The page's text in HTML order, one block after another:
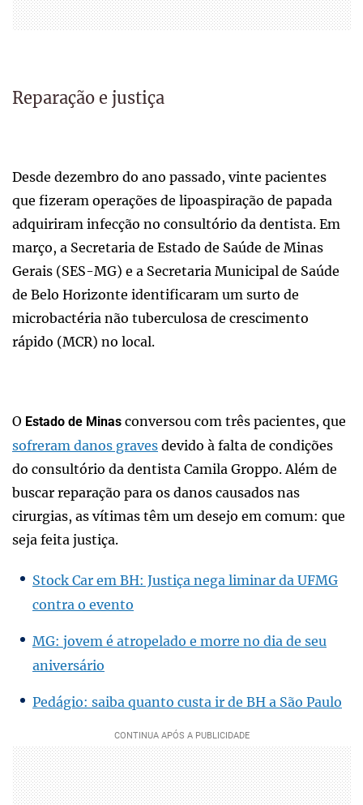
Reparação e justiça
Desde dezembro do ano passado, vinte pacientes
que fizeram operações de lipoaspiração de papada
adquiriram infecção no consultório da dentista. Em
março, a Secretaria de Estado de Saúde de Minas
Gerais (SES-MG) e a Secretaria Municipal de Saúde
de Belo Horizonte identificaram um surto de
microbactéria não tuberculosa de crescimento
rápido (MCR) no local.
O Estado de Minas conversou com três pacientes, que
sofreram danos graves devido à falta de condições
do consultório da dentista Camila Groppo. Além de
buscar reparação para os danos causados nas
cirurgias, as vítimas têm um desejo em comum: que
seja feita justiça.
Stock Car em BH: Justiça nega liminar da UFMG
contra o evento
MG: jovem é atropelado e morre no dia de seu
aniversário
Pedágio: saiba quanto custa ir de BH a São Paulo